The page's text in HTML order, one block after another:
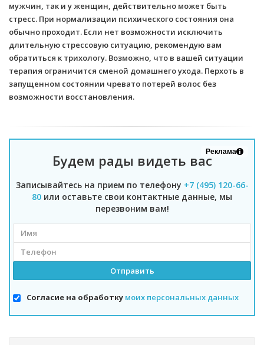
мужчин, так и у женщин, действительно может быть
стресс. При нормализации психического состояния она
обычно проходит. Если нет возможности исключить
длительную стрессовую ситуацию, рекомендую вам
обратиться к трихологу. Возможно, что в вашей ситуации
терапия ограничится сменой домашнего ухода. Перхоть в
запущенном состоянии чревато потерей волос без
возможности восстановления.
Реклама
Будем рады видеть вас
Записывайтесь на прием по телефону +7 (495) 120-66-
80 или оставьте свои контактные данные, мы
перезвоним вам!
Согласие на обработку моих персональных данных